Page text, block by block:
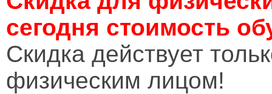
сегодня стоимость
Cкидка действует
физическим лицом!